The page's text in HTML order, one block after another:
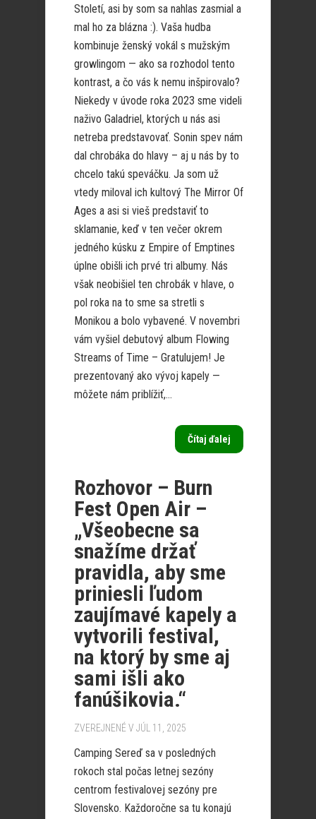
Století, asi by som sa nahlas zasmial a
mal ho za blázna :). Vaša hudba
kombinuje ženský vokál s mužským
growlingom — ako sa rozhodol tento
kontrast, a čo vás k nemu inšpirovalo?
Niekedy v úvode roka 2023 sme videli
naživo Galadriel, ktorých u nás asi
netreba predstavovať. Sonin spev nám
dal chrobáka do hlavy – aj u nás by to
chcelo takú speváčku. Ja som už
vtedy miloval ich kultový The Mirror Of
Ages a asi si vieš predstaviť to
sklamanie, keď v ten večer okrem
jedného kúsku z Empire of Emptines
úplne obišli ich prvé tri albumy. Nás
však neobišiel ten chrobák v hlave, o
pol roka na to sme sa stretli s
Monikou a bolo vybavené. V novembri
vám vyšiel debutový album Flowing
Streams of Time – Gratulujem! Je
prezentovaný ako vývoj kapely —
môžete nám priblížiť,...
Čítaj ďalej
Rozhovor – Burn
Fest Open Air –
„Všeobecne sa
snažíme držať
pravidla, aby sme
priniesli ľudom
zaujímavé kapely a
vytvorili festival,
na ktorý by sme aj
sami išli ako
fanúšikovia.“
ZVEREJNENÉ V JÚL 11, 2025
Camping Sereď sa v posledných
rokoch stal počas letnej sezóny
centrom festivalovej sezóny pre
Slovensko. Každoročne sa tu konajú